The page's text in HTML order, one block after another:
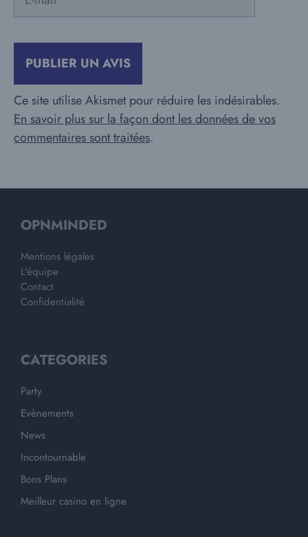
mail
Ce site utilise Akismet pour réduire les indésirables.
En savoir plus sur la façon dont les données de vos
commentaires sont traitées.
OPNMINDED
Mentions légales
L'équipe
Contact
Confidentialité
CATEGORIES
Party
Evènements
News
Incontournable
Bons Plans
Meilleur casino en ligne